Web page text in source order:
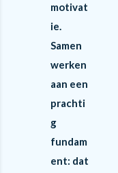
motivat
ie.
Samen
werken
aan een
prachti
g
fundam
ent: dat